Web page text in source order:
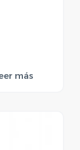
más